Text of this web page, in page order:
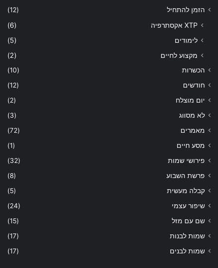
הזמן להתחיל
(12)
XTP אקסתרפיה
(6)
לימודים
(5)
מקצוע לחיים
(2)
הכשרות
(10)
חודשים
(12)
יום מוצלח
(2)
לא מסווג
(3)
מאמרים
(72)
מסע חיים
(1)
פירושי שמות
(32)
פרשת השבוע
(8)
קבלה מעשית
(5)
שיפור עצמי
(24)
שם עם מזל
(15)
שמות לבנות
(17)
שמות לבנים
(17)